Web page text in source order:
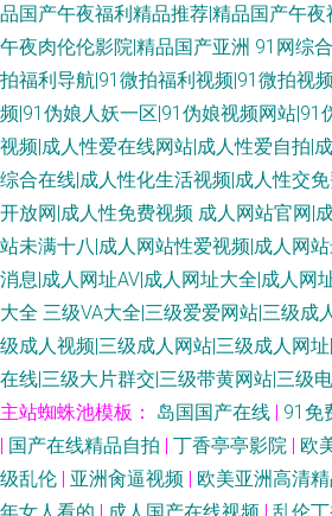
品国产午夜福利精品推荐|精品国产午
午夜肉伦伦影院|精品国产亚洲 91网综
拍福利导航|91微拍福利视频|91微拍视
频|91伪娘人妖一区|91伪娘视频网站|91
视频|成人性爱在线网站|成人性爱自拍|
综合在线|成人性化生活视频|成人性交
开放网|成人性免费视频 成人网站官网|
站未满十八|成人网站性爱视频|成人网
消息|成人网址AV|成人网址大全|成人网
大全 三级VA大全|三级爱爱网站|三级成
级成人视频|三级成人网站|三级成人网
在线|三级大片群交|三级带黄网站|三级
主站蜘蛛池模板： 岛国国产在线 | 91免
| 国产在线精品自拍 | 丁香亭亭影院 | 欧
级乱伦 | 亚洲肏逼视频 | 欧美亚洲高清